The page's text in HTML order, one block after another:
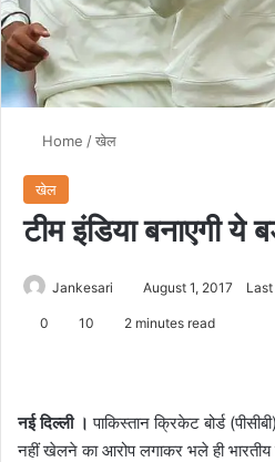
Home /खेल
खेल
टीम इंडिया बनाएगी ये
Jankesari August 1, 2017
0 10 2 minutes read
नई दिल्ली । पाकिस्तान क्रिकेट बोर्ड
नहीं खेलने का आरोप लगाकर भले ही भारतीय